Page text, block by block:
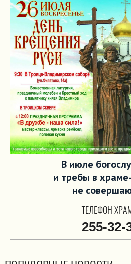
В июле
и требы в
не
ТЕЛЕФОН
255-32-